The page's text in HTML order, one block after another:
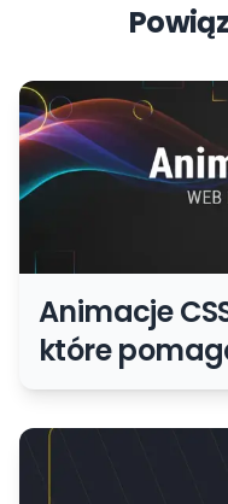
Animacje
które
męczyć